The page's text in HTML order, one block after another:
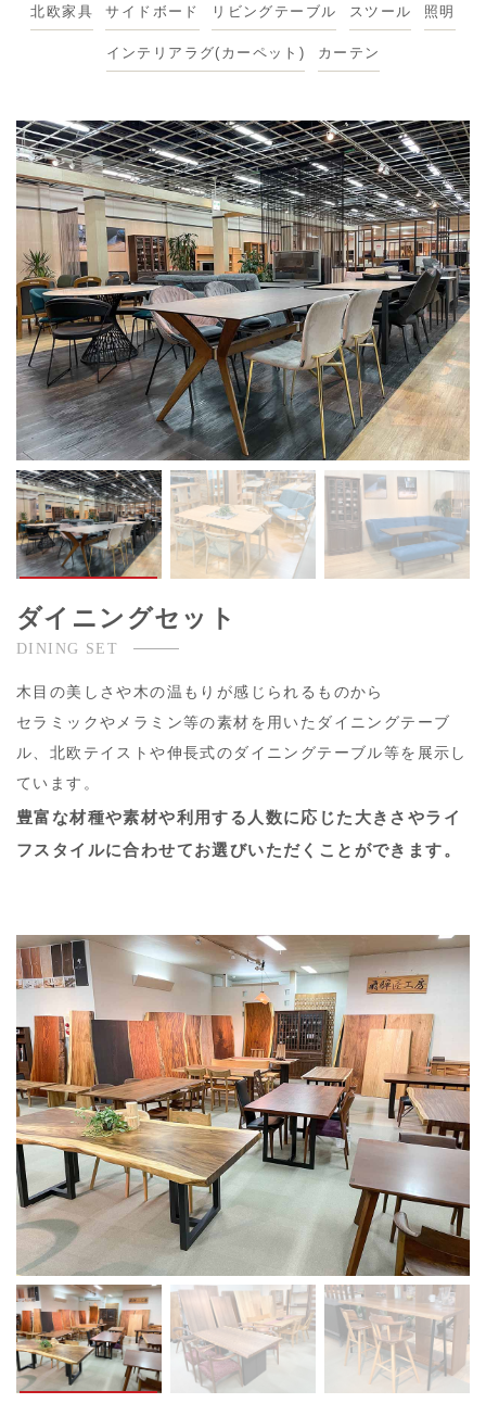
北欧家具 サイドボード リビングテーブル スツール 照明
インテリアラグ(カーペット) カーテン
ダイニングセット
DINING SET
木目の美しさや木の温もりが感じられるものから
セラミックやメラミン等の素材を用いたダイニングテーブ
ル、北欧テイストや伸長式のダイニングテーブル等を展示し
ています。
豊富な材種や素材や利用する人数に応じた大きさやライ
フスタイルに合わせてお選びいただくことができます。